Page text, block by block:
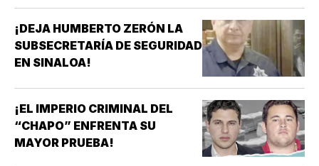
¡DEJA HUMBERTO ZERÓN LA
SUBSECRETARÍA DE SEGURIDAD
EN SINALOA!
¡EL IMPERIO CRIMINAL DEL
“CHAPO” ENFRENTA SU
MAYOR PRUEBA!